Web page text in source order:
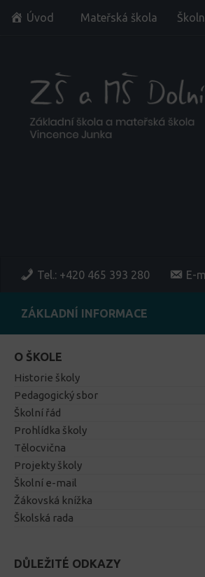
Skip to content
Úvod Mateřská škola
Tel.: +420 465 393 280 E-
ZÁKLADNÍ INFORMACE
O ŠKOLE
Historie školy
Pedagogický sbor
Školní řád
Prohlídka školy
Tělocvična
Projekty školy
Školní e-mail
Žákovská knížka
Školská rada
DŮLEŽITÉ ODKAZY